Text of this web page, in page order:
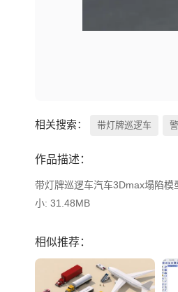
相关搜索： 带灯牌巡逻车
作品描述：
带灯牌巡逻车汽车3Dmax塌陷模
小: 31.48MB
相似推荐：